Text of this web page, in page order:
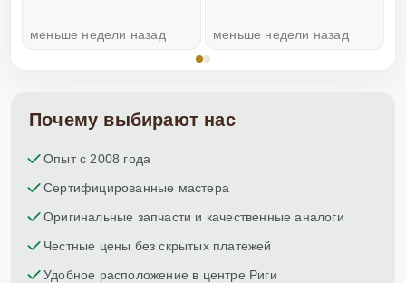
меньше недели назад меньше недели назад
Почему выбирают нас
Опыт с 2008 года
Сертифицированные мастера
Оригинальные запчасти и качественные аналоги
Честные цены без скрытых платежей
Удобное расположение в центре Риги